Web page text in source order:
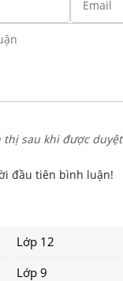
sau khi được duyệt
đầu tiên bình luận!
Lớp 12
Lớp 9